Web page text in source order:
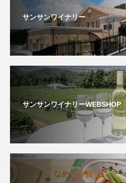
サンサンワイナリー
サンサンワイナリーWEBSHOP